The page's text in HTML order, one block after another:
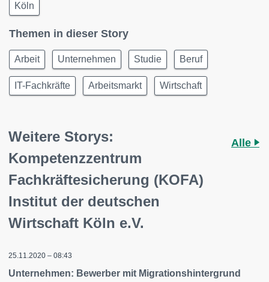
Köln
Themen in dieser Story
Arbeit Unternehmen Studie Beruf
IT-Fachkräfte Arbeitsmarkt Wirtschaft
Weitere Storys:
Kompetenzzentrum
Fachkräftesicherung (KOFA)
Institut der deutschen
Wirtschaft Köln e.V.
Alle
25.11.2020 – 08:43
Unternehmen: Bewerber mit Migrationshintergrund